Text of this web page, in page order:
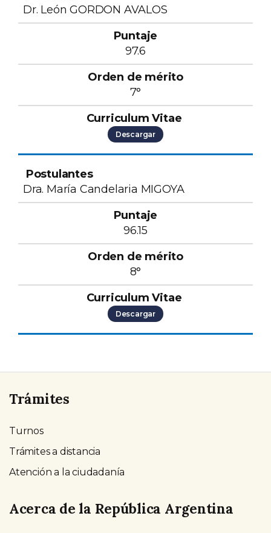
Dr. León GORDON AVALOS
97.6
7°
Descargar
Dra. María Candelaria MIGOYA
96.15
8°
Descargar
Trámites
Turnos
Trámites a distancia
Atención a la ciudadanía
Acerca de la República Argentina